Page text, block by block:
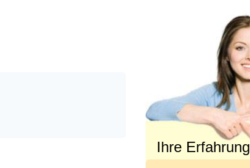
Ihre Erfahrung